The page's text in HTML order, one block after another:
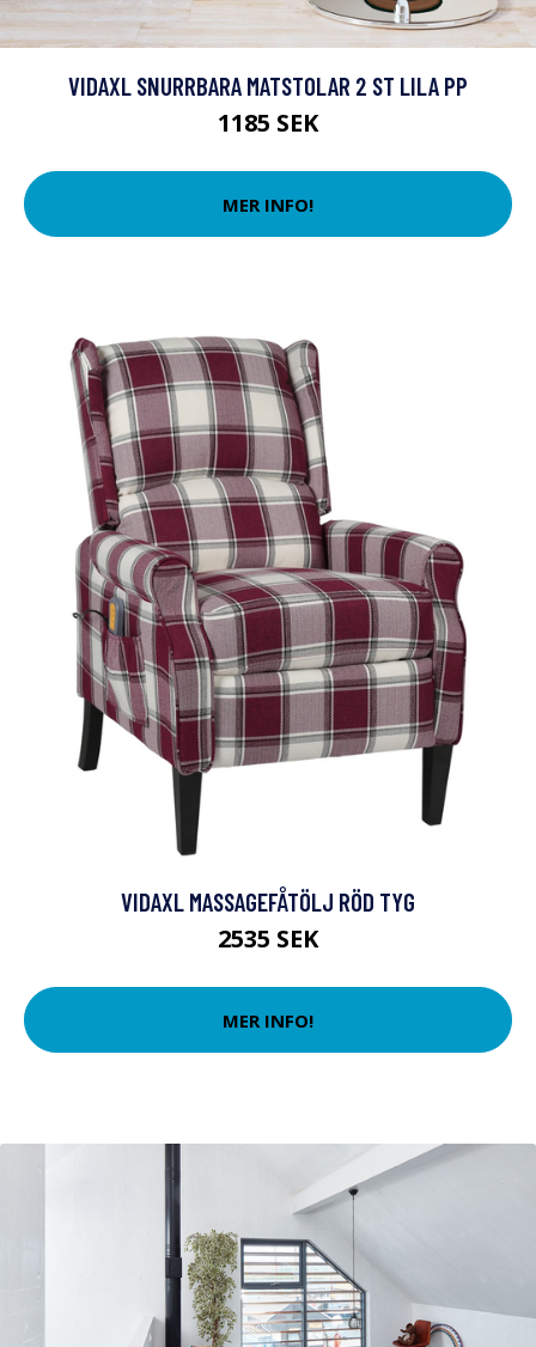
VIDAXL SNURRBARA MATSTOLAR 2 ST LILA PP
1185 SEK
MER INFO!
VIDAXL MASSAGEFÅTÖLJ RÖD TYG
2535 SEK
MER INFO!